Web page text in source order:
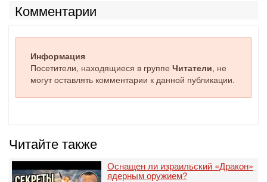
Комментарии
Информация
Посетители, находящиеся в группе Читатели, не
могут оставлять комментарии к данной публикации.
Читайте также
Оснащен ли израильский «Дракон»
ядерным оружием?